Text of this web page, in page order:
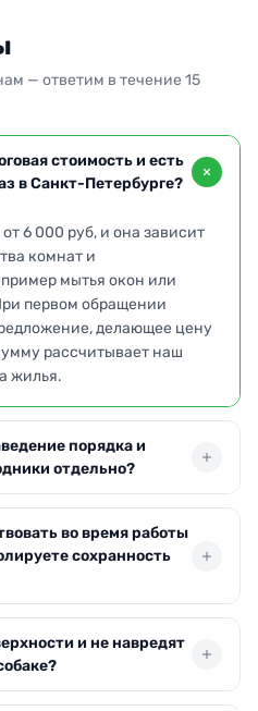
— ответим в течение 15
стоимость и есть
в Санкт-Петербурге?
6 000 руб, и она зависит
комнат и
мытья окон или
первом обращении
делающее цену
рассчитывает наш
жилья.
порядка и
отдельно?
всех поверхностей, уход
необходимые средства и
— от
до микрофибры.
чистку ковров или
во время работы
сохранность
менеджера или передать
подбираем
обеспечивается
и не навредят